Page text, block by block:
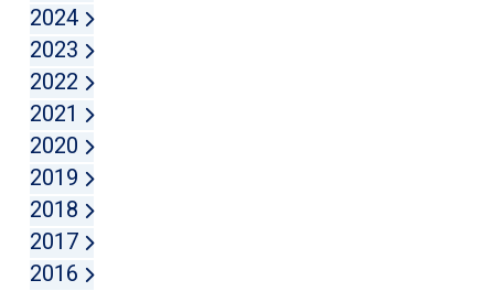
2024
2023
2022
2021
2020
2019
2018
2017
2016